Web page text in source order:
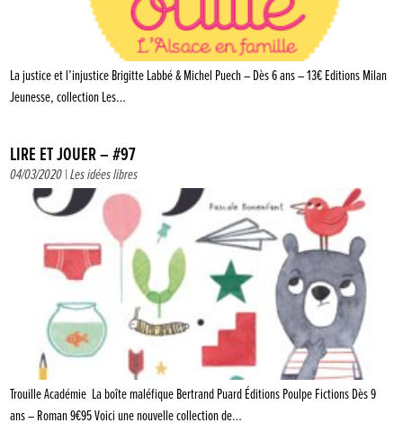
La justice et l’injustice Brigitte Labbé & Michel Puech – Dès 6 ans – 13€ Editions Milan
Jeunesse, collection Les…
LIRE ET JOUER – #97
04/03/2020 |Les idées libres
Trouille Académie La boîte maléfique Bertrand Puard Éditions Poulpe Fictions Dès 9
ans – Roman 9€95 Voici une nouvelle collection de…